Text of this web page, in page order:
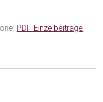
PDF-Einzelbeiträge